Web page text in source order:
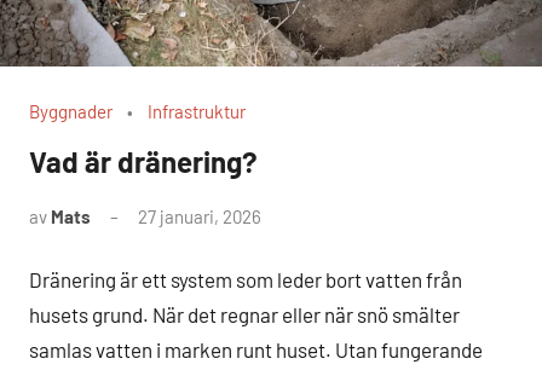
Byggnader Infrastruktur
Vad är dränering?
av Mats 27 januari, 2026
Dränering är ett system som leder bort vatten från
husets grund. När det regnar eller när snö smälter
samlas vatten i marken runt huset. Utan fungerande